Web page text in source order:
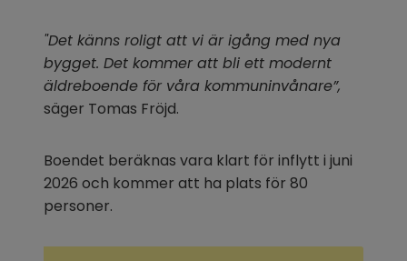
"Det känns roligt att vi är igång med nya
bygget. Det kommer att bli ett modernt
äldreboende för våra kommuninvånare”,
säger Tomas Fröjd.
Boendet beräknas vara klart för inflytt i juni
2026 och kommer att ha plats för 80
personer.